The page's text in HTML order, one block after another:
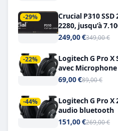
-29%
Crucial P310 SSD
2280, jusqu’à
249,00 €349,00 €
-22%
Logitech G Pro X
avec
Headphone X 7.1
69,00 €89,00 €
-44%
Logitech G Pro X
audio bluetooth
151,00 €269,00 €